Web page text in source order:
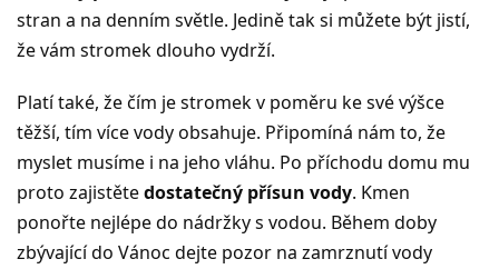
stran a na denním světle. Jedině tak si můžete být jistí,
že vám stromek dlouho vydrží.
Platí také, že čím je stromek v poměru ke své výšce
těžší, tím více vody obsahuje. Připomíná nám to, že
myslet musíme i na jeho vláhu. Po příchodu domu mu
proto zajistětedostatečný přísun vody. Kmen
ponořte nejlépe do nádržky s vodou. Během doby
zbývající do Vánoc dejte pozor na zamrznutí vody